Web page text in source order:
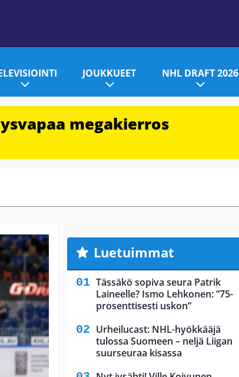
JOUKKUEET NHL DRAFT 2026
megakierros
Luetuimmat
Tässäkö sopiva seura Patrik
Laineelle? Ismo Lehkonen: ”75-
prosenttisesti uskon”
Urheilucast: NHL-hyökkääjä
tulossa Suomeen – neljä Liigan
suurseuraa kisassa